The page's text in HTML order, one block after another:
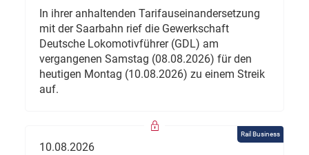
In ihrer anhaltenden Tarifauseinandersetzung
mit der Saarbahn rief die Gewerkschaft
Deutsche Lokomotivführer (GDL) am
vergangenen Samstag (08.08.2026) für den
heutigen Montag (10.08.2026) zu einem Streik
auf.
Rail Business
10.08.2026